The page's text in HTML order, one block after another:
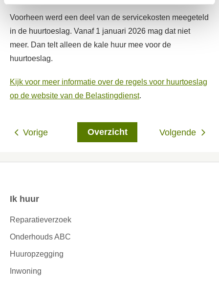
Voorheen werd een deel van de servicekosten meegeteld
in de huurtoeslag. Vanaf 1 januari 2026 mag dat niet
meer. Dan telt alleen de kale huur mee voor de
huurtoeslag.
Kijk voor meer informatie over de regels voor huurtoeslag
op de website van de Belastingdienst.
Volgende
Overzicht
Vorige
Contactinformatie
Ik huur
Reparatieverzoek
Onderhouds ABC
Huuropzegging
Inwoning